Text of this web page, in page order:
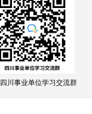
四川事业单位学习交流群